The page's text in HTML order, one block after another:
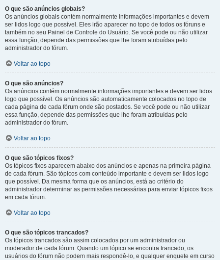
O que são anúncios globais?
Os anúncios globais contém normalmente informações importantes e devem
ser lidos logo que possível. Eles irão aparecer no topo de todos os fóruns e
também no seu Painel de Controle do Usuário. Se você pode ou não utilizar
essa função, depende das permissões que lhe foram atribuídas pelo
administrador do fórum.
Voltar ao topo
O que são anúncios?
Os anúncios contém normalmente informações importantes e devem ser lidos
logo que possível. Os anúncios são automaticamente colocados no topo de
cada página de cada fórum onde são postados. Se você pode ou não utilizar
essa função, depende das permissões que lhe foram atribuídas pelo
administrador do fórum.
Voltar ao topo
O que são tópicos fixos?
Os tópicos fixos aparecem abaixo dos anúncios e apenas na primeira página
de cada fórum. São tópicos com conteúdo importante e devem ser lidos logo
que possível. Da mesma forma que os anúncios, está ao critério do
administrador determinar as permissões necessárias para enviar tópicos fixos
em cada fórum.
Voltar ao topo
O que são tópicos trancados?
Os tópicos trancados são assim colocados por um administrador ou
moderador de cada fórum. Quando um tópico se encontra trancado, os
usuários do fórum não podem mais respondê-lo, e qualquer enquete em curso